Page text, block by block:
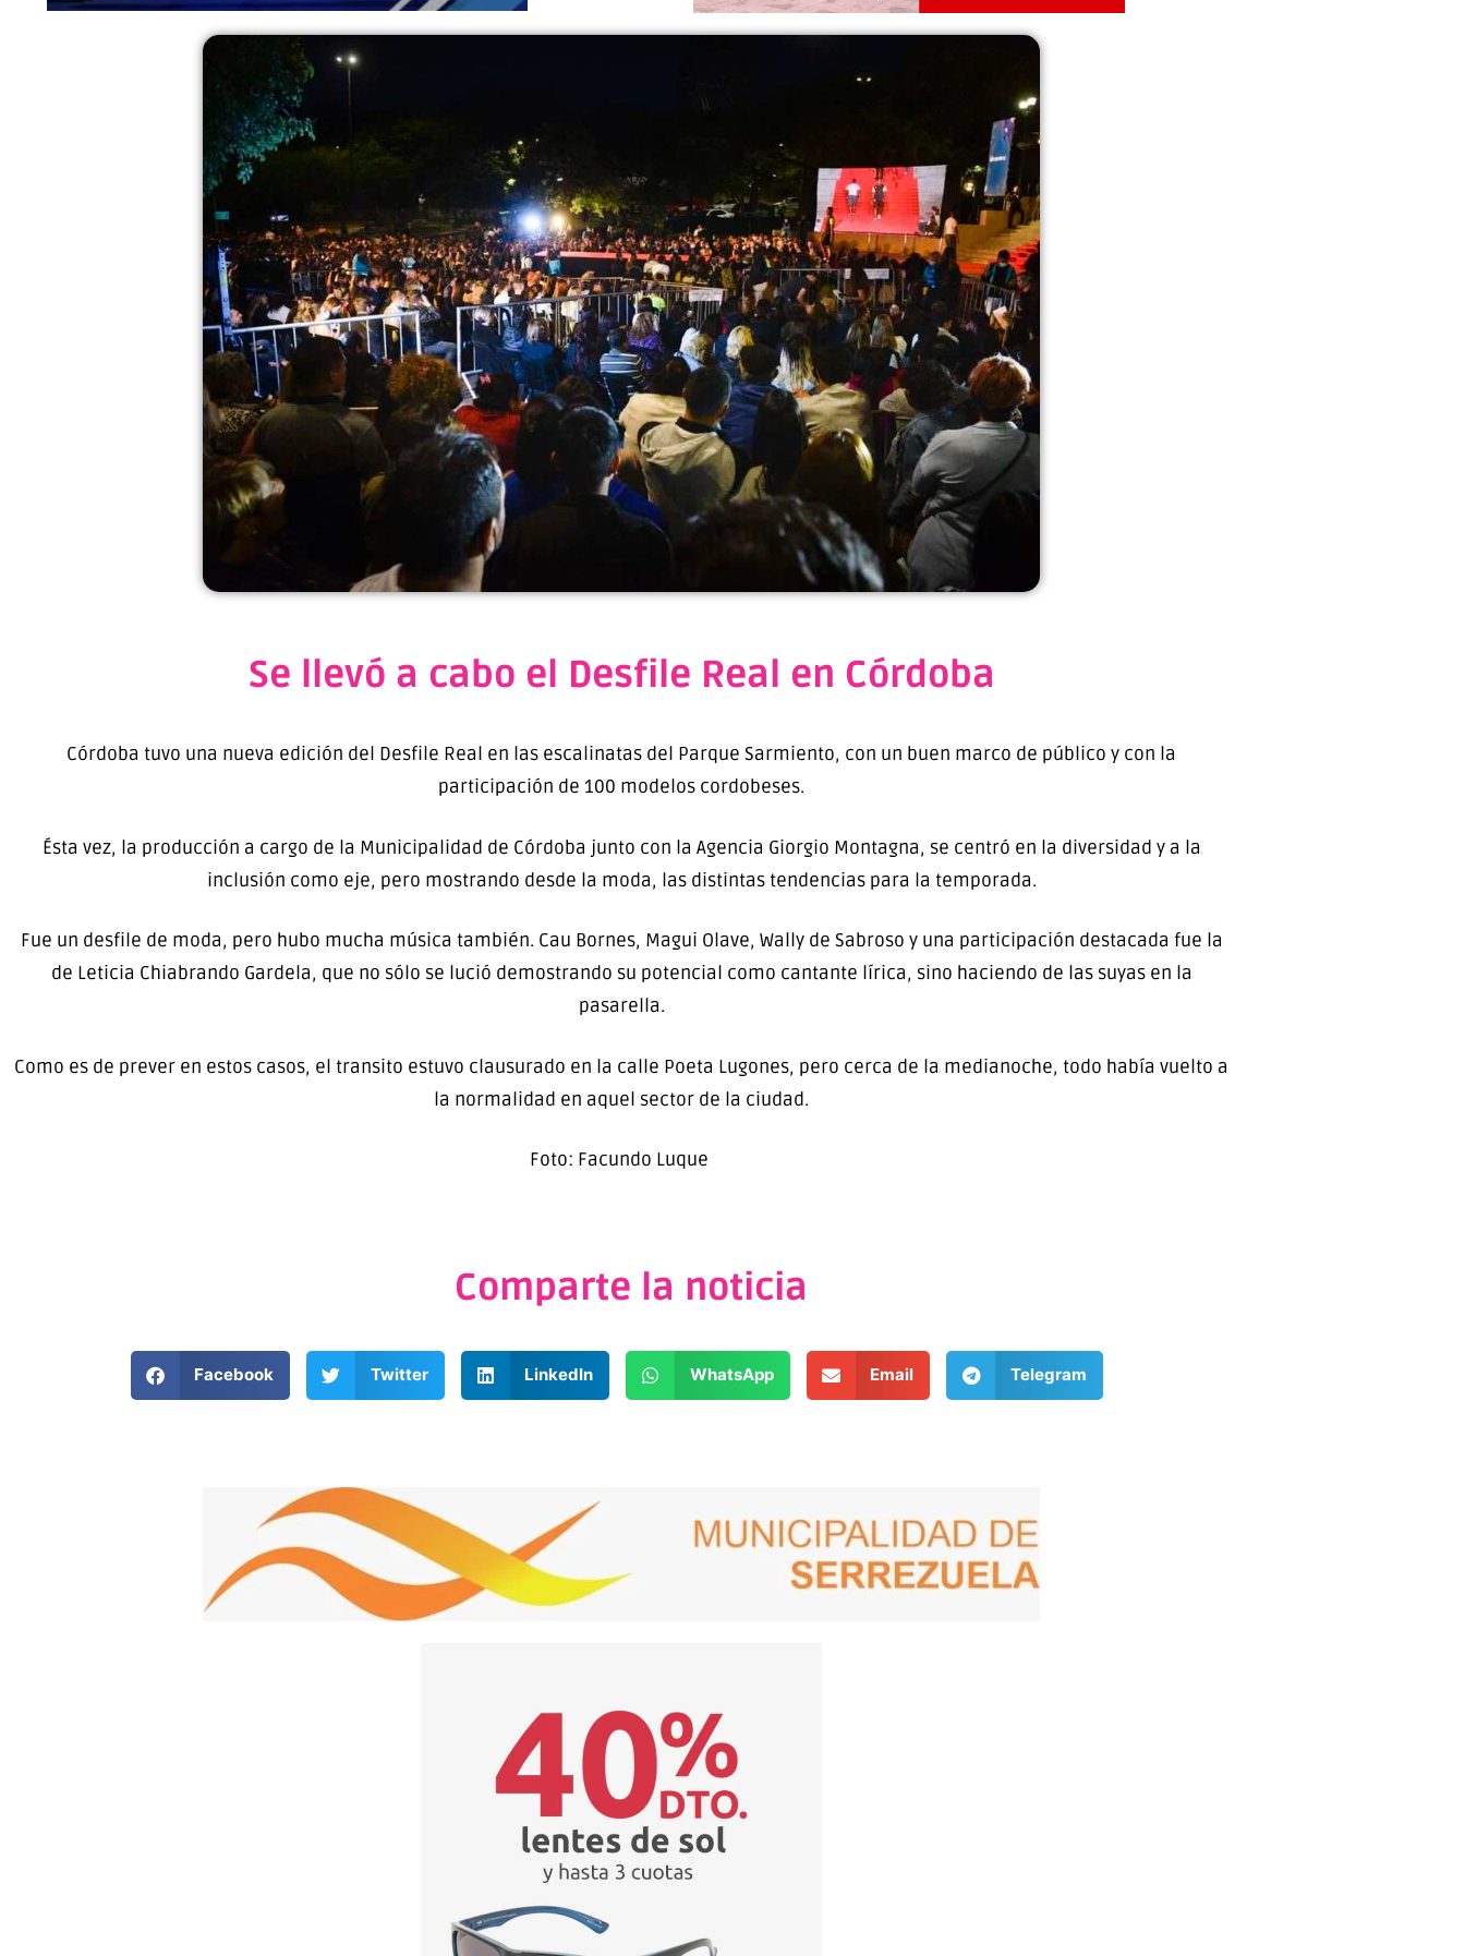
Se llevó a cabo el Desfile Real en Córdoba
Córdoba tuvo una nueva edición del Desfile Real en las escalinatas del Parque Sarmiento, con un buen marco de público y con la
participación de 100 modelos cordobeses.
Ésta vez, la producción a cargo de la Municipalidad de Córdoba junto con la Agencia Giorgio Montagna, se centró en la diversidad y a la
inclusión como eje, pero mostrando desde la moda, las distintas tendencias para la temporada.
Fue un desfile de moda, pero hubo mucha música también. Cau Bornes, Magui Olave, Wally de Sabroso y una participación destacada fue la
de Leticia Chiabrando Gardela, que no sólo se lució demostrando su potencial como cantante lírica, sino haciendo de las suyas en la
pasarella.
Como es de prever en estos casos, el transito estuvo clausurado en la calle Poeta Lugones, pero cerca de la medianoche, todo había vuelto a
la normalidad en aquel sector de la ciudad.
Foto: Facundo Luque
Comparte la noticia
Facebook Twitter LinkedIn WhatsApp Email Telegram